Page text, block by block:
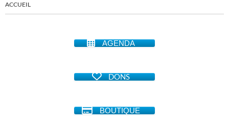
ACCUEIL
AGENDA
DONS
BOUTIQUE